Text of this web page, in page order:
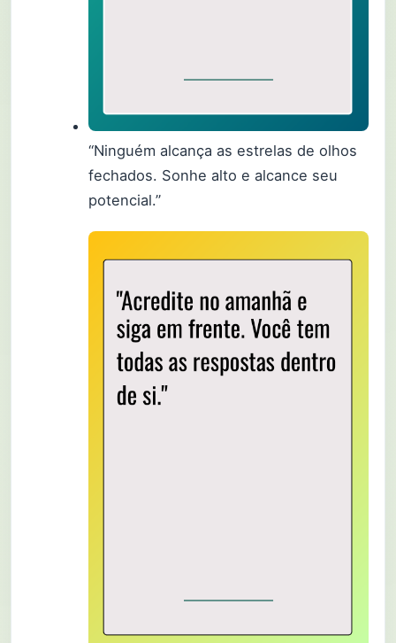
“Ninguém alcança as estrelas de olhos
fechados. Sonhe alto e alcance seu
potencial.”